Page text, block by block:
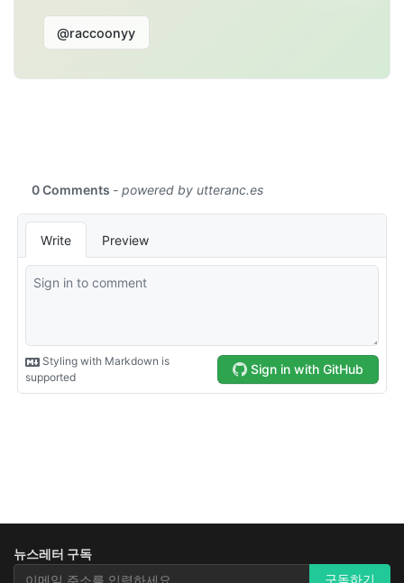
@raccoonyy
뉴스레터 구독
뉴스레터 구독
구독하기